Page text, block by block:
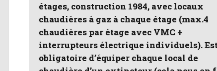
étages, construction 1984, avec locaux
chaudières à gaz à chaque étage (max.4
chaudières par étage avec VMC +
interrupteurs électrique individuels).
obligatoire d’équiper chaque local de